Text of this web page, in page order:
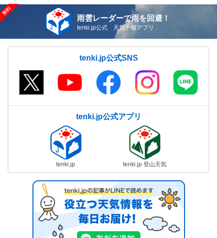
雨雲レーダーで雨を回避！
tenki.jp公式 天気予報アプリ
tenki.jp公式SNS
tenki.jp公式アプリ
tenki.jp tenki.jp 登山天気